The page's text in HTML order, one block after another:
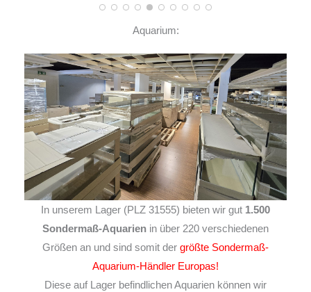
Aquarium:
In unserem Lager (PLZ 31555) bieten wir gut 1.500
Sondermaß-Aquarien in über 220 verschiedenen
Größen an und sind somit der größte Sondermaß-
Aquarium-Händler Europas!
Diese auf Lager befindlichen Aquarien können wir